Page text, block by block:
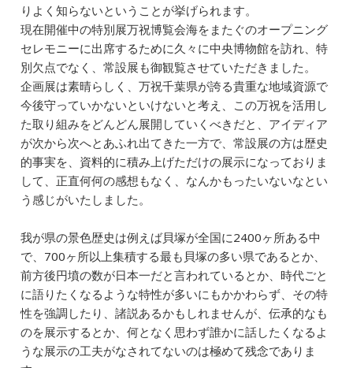
りよく知らないということが挙げられます。
現在開催中の特別展万祝博覧会海をまたぐのオープニング
セレモニーに出席するために久々に中央博物館を訪れ、特
別欠点でなく、常設展も御観覧させていただきました。
企画展は素晴らしく、万祝千葉県が誇る貴重な地域資源で
今後守っていかないといけないと考え、この万祝を活用し
た取り組みをどんどん展開していくべきだと、アイディア
が次から次へとあふれ出てきた一方で、常設展の方は歴史
的事実を、資料的に積み上げただけの展示になっておりま
して、正直何何の感想もなく、なんかもったいないなとい
う感じがいたしました。
我が県の景色歴史は例えば貝塚が全国に2400ヶ所ある中
で、700ヶ所以上集積する最も貝塚の多い県であるとか、
前方後円墳の数が日本一だと言われているとか、時代ごと
に語りたくなるような特性が多いにもかかわらず、その特
性を強調したり、諸説あるかもしれませんが、伝承的なも
のを展示するとか、何となく思わず誰かに話したくなるよ
うな展示の工夫がなされてないのは極めて残念でありま